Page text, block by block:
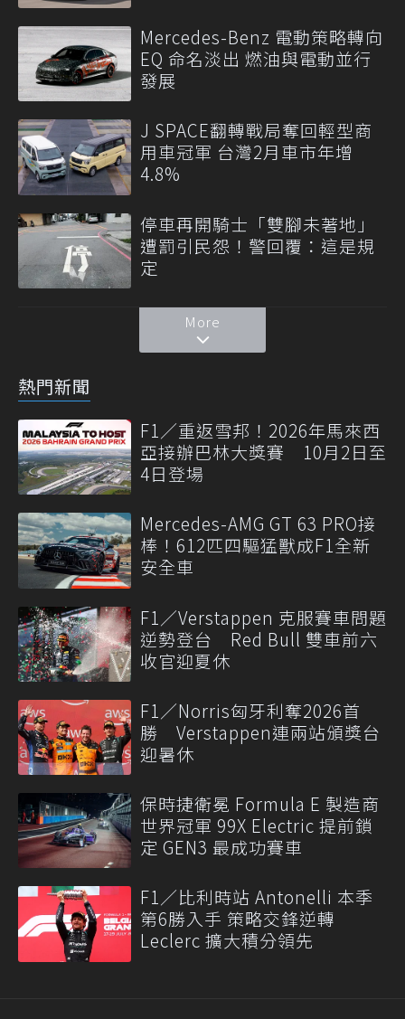
Mercedes-Benz 電動策略轉向
EQ 命名淡出 燃油與電動並行
發展
J SPACE翻轉戰局奪回輕型商
用車冠軍 台灣2月車市年增
4.8%
停車再開騎士「雙腳未著地」
遭罰引民怨！警回覆：這是規
定
More
熱門新聞
F1／重返雪邦！2026年馬來西
亞接辦巴林大獎賽 10月2日至
4日登場
Mercedes-AMG GT 63 PRO接
棒！612匹四驅猛獸成F1全新
安全車
F1／Verstappen 克服賽車問題
逆勢登台 Red Bull 雙車前六
收官迎夏休
F1／Norris匈牙利奪2026首
勝 Verstappen連兩站頒獎台
迎暑休
保時捷衛冕 Formula E 製造商
世界冠軍 99X Electric 提前鎖
定 GEN3 最成功賽車
F1／比利時站 Antonelli 本季
第6勝入手 策略交鋒逆轉
Leclerc 擴大積分領先